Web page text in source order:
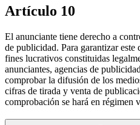
Artículo 10
El anunciante tiene derecho a
de publicidad. Para garantizar este
fines lucrativos constituidas
anunciantes, agencias de
comprobar la difusión de los
cifras de tirada y venta de
comprobación se hará en régimen